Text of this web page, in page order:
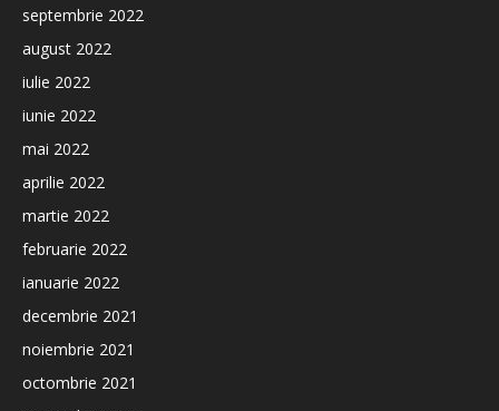
septembrie 2022
august 2022
iulie 2022
iunie 2022
mai 2022
aprilie 2022
martie 2022
februarie 2022
ianuarie 2022
decembrie 2021
noiembrie 2021
octombrie 2021